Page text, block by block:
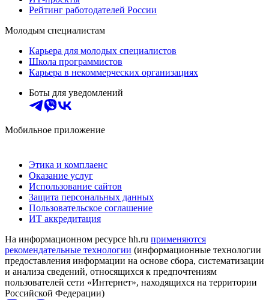
Рейтинг работодателей России
Молодым специалистам
Карьера для молодых специалистов
Школа программистов
Карьера в некоммерческих организациях
Боты для уведомлений
Мобильное приложение
Этика и комплаенс
Оказание услуг
Использование сайтов
Защита персональных данных
Пользовательское соглашение
ИТ аккредитация
На информационном ресурсе hh.ru применяются
рекомендательные технологии (информационные технологии
предоставления информации на основе сбора, систематизации
и анализа сведений, относящихся к предпочтениям
пользователей сети «Интернет», находящихся на территории
Российской Федерации)